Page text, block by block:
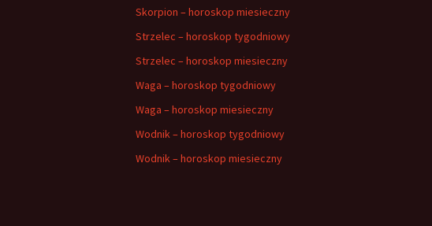
Skorpion – horoskop miesieczny
Strzelec – horoskop tygodniowy
Strzelec – horoskop miesieczny
Waga – horoskop tygodniowy
Waga – horoskop miesieczny
Wodnik – horoskop tygodniowy
Wodnik – horoskop miesieczny